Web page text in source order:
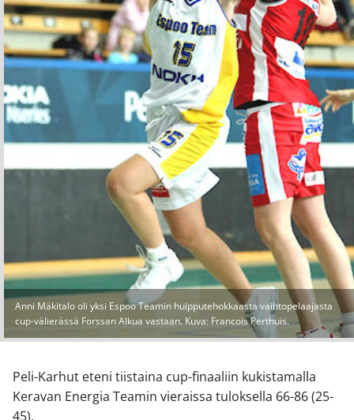
Anni Mäkitalo oli yksi Espoo Teamin huipputehokkaasta vaihtopelaajasta
cup-välierässä Forssan Alkua vastaan. Kuva: Francois Perthuis.
Peli-Karhut eteni tiistaina cup-finaaliin kukistamalla
Keravan Energia Teamin vieraissa tuloksella 66-86 (25-
45).